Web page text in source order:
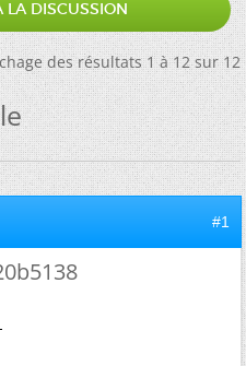
LA DISCUSSION
des résultats 1 à 12 sur 12
#1